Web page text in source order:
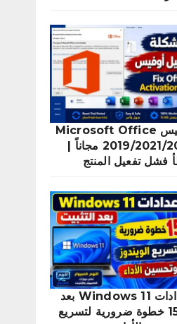
تفعيل اوفيس Microsoft Office
2019/2021/2024/365 مجاناً |
فشل تفعيل المنتج
أفضل إعدادات Windows 11 بعد
التثبيت | 15 خطوة ضرورية لتسريع